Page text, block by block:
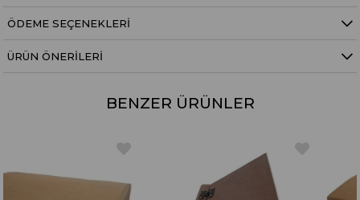
ÖDEME SEÇENEKLERI
ÜRÜN ÖNERILERI
BENZER ÜRÜNLER